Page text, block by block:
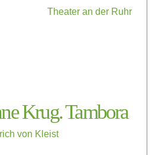
Theater an der Ruhr
Krug. Tambora
von Kleist